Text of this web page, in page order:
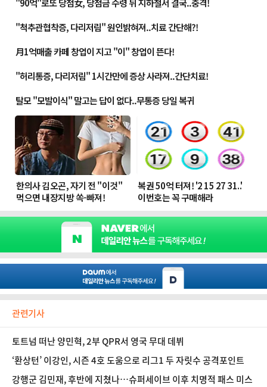
관련기사
토트넘 떠난 양민혁, 2부 QPR서 영국 무대 데뷔
‘환상턴’ 이강인, 시즌 4호 도움으로 리그1 두 자릿수 공격포인트
강행군 김민재, 후반에 지쳤나…슈퍼세이브 이후 치명적 패스 미스